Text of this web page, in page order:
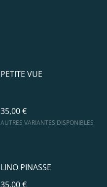
PETITE VUE
35,00 €
AUTRES VARIANTES DISPONIBLES
LINO PINASSE
35,00 €